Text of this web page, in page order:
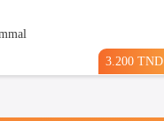
3.200 TND